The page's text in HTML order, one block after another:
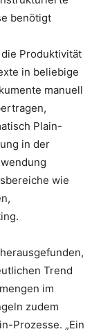
benötigt
Produktivität
in beliebige
manuell
Plain-
in der
wie
Trend
im
zudem
Prozesse. „Ein